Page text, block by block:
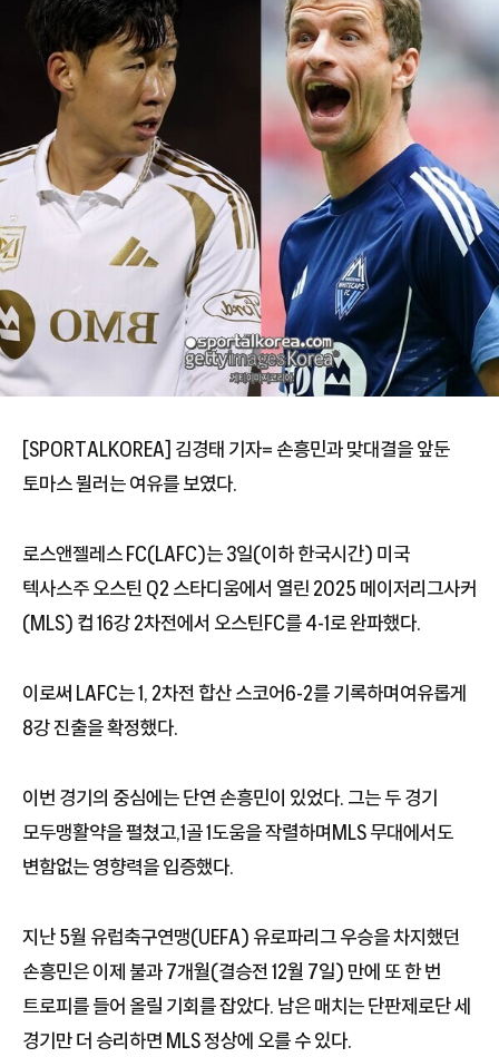
[SPORTALKOREA] 김경태 기자= 손흥민과 맞대결을 앞둔
토마스 뮐러는 여유를 보였다.
로스앤젤레스 FC(LAFC)는 3일(이하 한국시간) 미국
텍사스주 오스틴 Q2 스타디움에서 열린 2025 메이저리그사커
(MLS) 컵 16강 2차전에서 오스틴FC를 4-1로 완파했다.
이로써 LAFC는 1, 2차전 합산 스코어6-2를 기록하며여유롭게
8강 진출을 확정했다.
이번 경기의 중심에는 단연 손흥민이 있었다. 그는 두 경기
모두맹활약을 펼쳤고,1골 1도움을 작렬하며MLS 무대에서도
변함없는 영향력을 입증했다.
지난 5월 유럽축구연맹(UEFA) 유로파리그 우승을 차지했던
손흥민은 이제 불과 7개월(결승전 12월 7일) 만에 또 한 번
트로피를 들어 올릴 기회를 잡았다. 남은 매치는 단판제로단 세
경기만 더 승리하면 MLS 정상에 오를 수 있다.